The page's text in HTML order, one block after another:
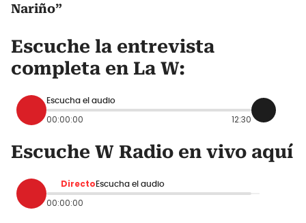
Nariño”
Escuche la entrevista
completa en La W:
Escucha el audio
00:00:00 12:30
Escuche W Radio en vivo aquí
Directo Escucha el audio
00:00:00